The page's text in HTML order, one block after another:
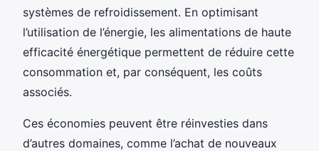
systèmes de refroidissement. En optimisant
l’utilisation de l’énergie, les alimentations de haute
efficacité énergétique permettent de réduire cette
consommation et, par conséquent, les coûts
associés.
Ces économies peuvent être réinvesties dans
d’autres domaines, comme l’achat de nouveaux